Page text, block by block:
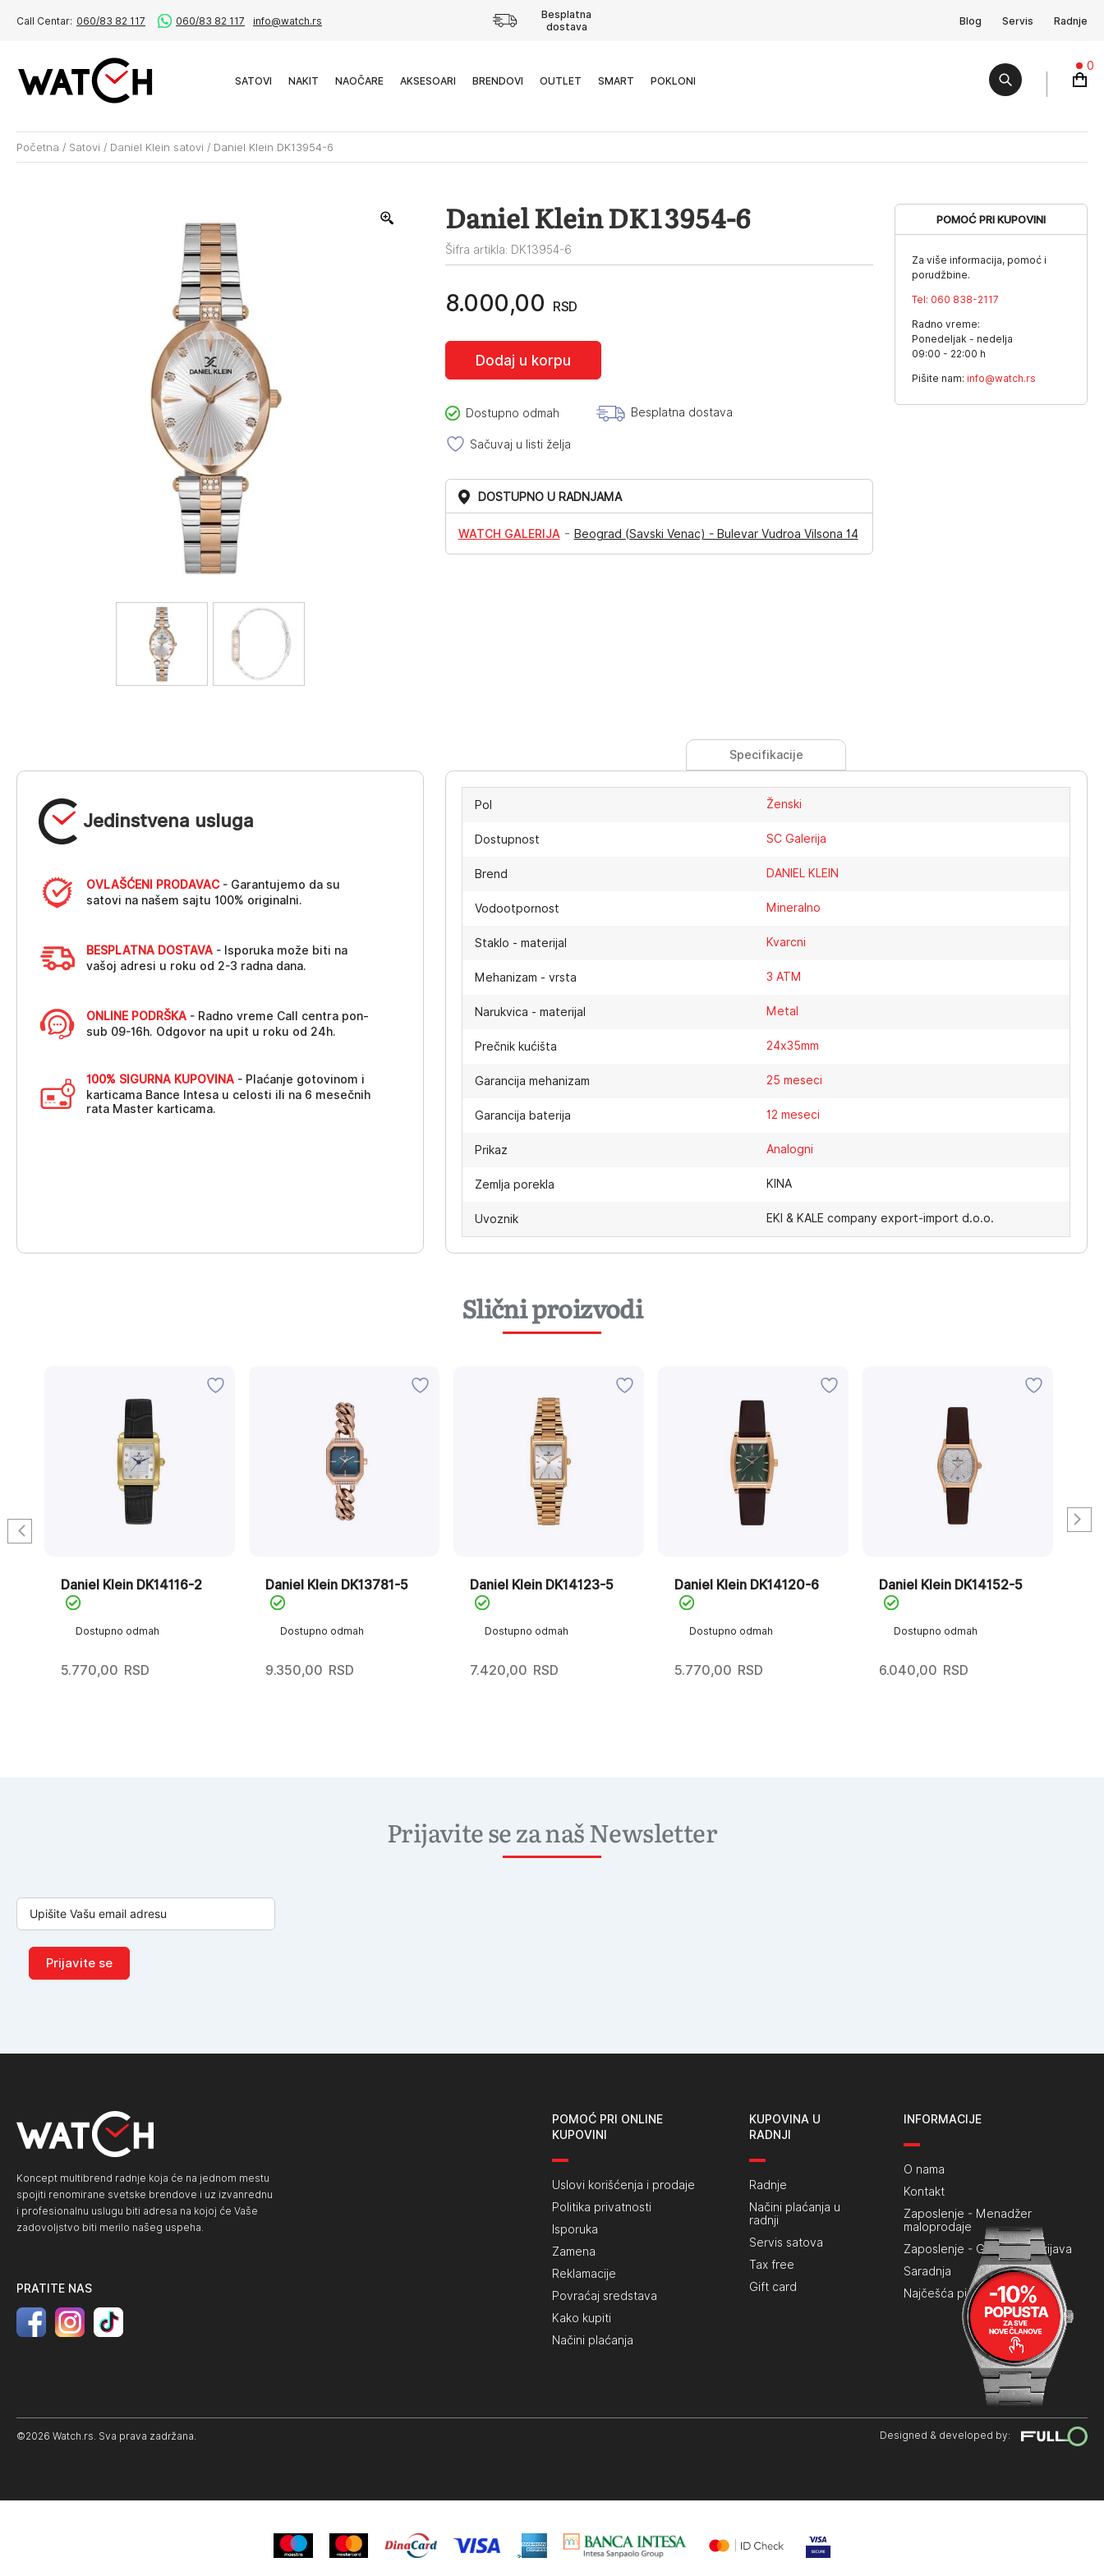
Call Centar: 060/83 82 117 060/83 82 117 info@watch.rs
Besplatna
dostava
Blog Servis Radnje
SATOVI NAKIT NAOČARE AKSESOARI BRENDOVI OUTLET SMART POKLONI
0
Početna / Satovi / Daniel Klein satovi / Daniel Klein DK13954-6
Daniel Klein DK13954-6
Šifra artikla: DK13954-6
8.000,00 RSD
Dodaj u korpu
Dostupno odmah Besplatna dostava
Sačuvaj u listi želja
DOSTUPNO U RADNJAMA
WATCH GALERIJA- Beograd (Savski Venac) - Bulevar Vudroa Vilsona 14
POMOĆ PRI KUPOVINI
Za više informacija, pomoć i
porudžbine.
Tel: 060 838-2117
Radno vreme:
Ponedeljak - nedelja
09:00 - 22:00 h
Pišite nam: info@watch.rs
Jedinstvena usluga
OVLAŠĆENI PRODAVAC- Garantujemo da su
satovi na našem sajtu 100% originalni.
BESPLATNA DOSTAVA - Isporuka može biti na
vašoj adresi u roku od 2-3 radna dana.
ONLINE PODRŠKA - Radno vreme Call centra pon-
sub 09-16h. Odgovor na upit u roku od 24h.
100% SIGURNA KUPOVINA - Plaćanje gotovinom i
karticama Bance Intesa u celosti ili na 6 mesečnih
rata Master karticama.
Specifikacije
Pol Ženski
Dostupnost SC Galerija
Brend DANIEL KLEIN
Vodootpornost Mineralno
Staklo - materijal Kvarcni
Mehanizam - vrsta 3 ATM
Narukvica - materijal Metal
Prečnik kućišta 24x35mm
Garancija mehanizam 25 meseci
Garancija baterija 12 meseci
Prikaz Analogni
Zemlja porekla KINA
Uvoznik EKI & KALE company export-import d.o.o.
Slični proizvodi
Dostupno odmah
Daniel Klein DK14116-2
5.770,00 RSD
Dostupno odmah
Daniel Klein DK13781-5
9.350,00 RSD
Dostupno odmah
Daniel Klein DK14123-5
7.420,00 RSD
Dostupno odmah
Daniel Klein DK14120-6
5.770,00 RSD
Dostupno odmah
Daniel Klein DK14152-5
6.040,00 RSD
Prijavite se za naš Newsletter
Prijavite se
Koncept multibrend radnje koja će na jednom mestu
spojiti renomirane svetske brendove i uz izvanrednu
i profesionalnu uslugu biti adresa na kojoj će Vaše
zadovoljstvo biti merilo našeg uspeha.
PRATITE NAS
POMOĆ PRI ONLINE
KUPOVINI
Uslovi korišćenja i prodaje
Politika privatnosti
Isporuka
Zamena
Reklamacije
Povraćaj sredstava
Kako kupiti
Načini plaćanja
KUPOVINA U
RADNJI
Radnje
Načini plaćanja u
radnji
Servis satova
Tax free
Gift card
INFORMACIJE
O nama
Kontakt
Zaposlenje - Menadžer
maloprodaje
Zaposlenje - Generalna prijava
Saradnja
Najčešća pitanja
©2026 Watch.rs. Sva prava zadržana. Designed & developed by: